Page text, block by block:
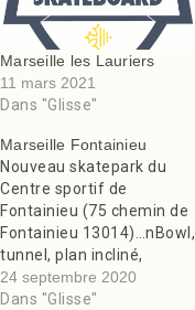
Marseille les Lauriers
11 mars 2021
Dans "Glisse"
Marseille Fontainieu
Nouveau skatepark du
Centre sportif de
Fontainieu (75 chemin de
Fontainieu 13014)…nBowl,
tunnel, plan incliné,
spine.n nCool
place.nMatez la vidéo,
24 septembre 2020
Dans "Glisse"